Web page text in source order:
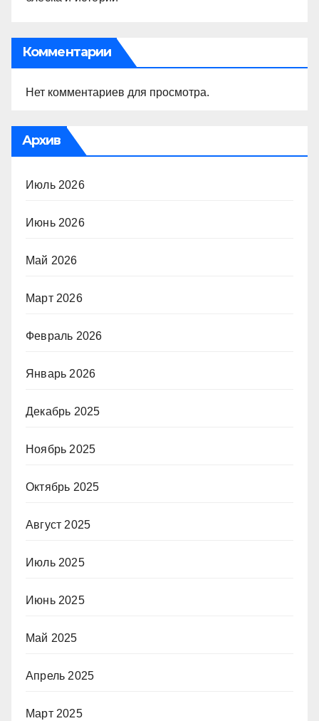
Комментарии
Нет комментариев для просмотра.
Архив
Июль 2026
Июнь 2026
Май 2026
Март 2026
Февраль 2026
Январь 2026
Декабрь 2025
Ноябрь 2025
Октябрь 2025
Август 2025
Июль 2025
Июнь 2025
Май 2025
Апрель 2025
Март 2025